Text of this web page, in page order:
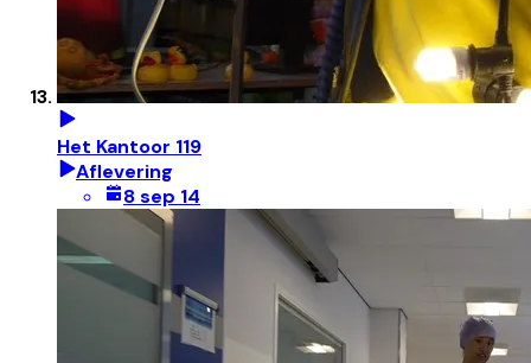
Het Kantoor 119
Aflevering
8 sep 14